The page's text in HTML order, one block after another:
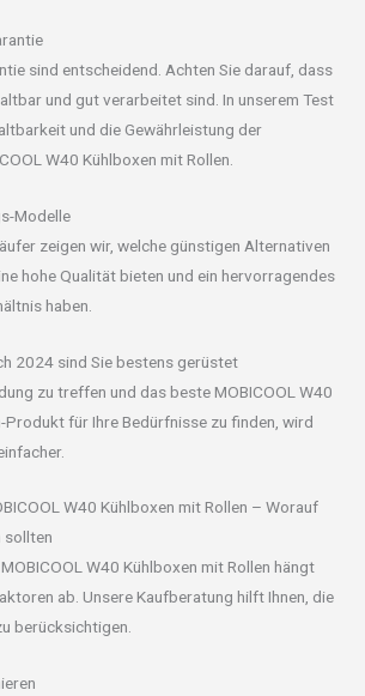
sind entscheidend. Achten Sie darauf, dass
und gut verarbeitet sind. In unserem Test
und die Gewährleistung der
W40 Kühlboxen mit Rollen.
Modelle
zeigen wir, welche günstigen Alternativen
hohe Qualität bieten und ein hervorragendes
haben.
2024 sind Sie bestens gerüstet
zu treffen und das beste MOBICOOL W40
Produkt für Ihre Bedürfnisse zu finden, wird
W40 Kühlboxen mit Rollen – Worauf
sollten
W40 Kühlboxen mit Rollen hängt
ab. Unsere Kaufberatung hilft Ihnen, die
berücksichtigen.